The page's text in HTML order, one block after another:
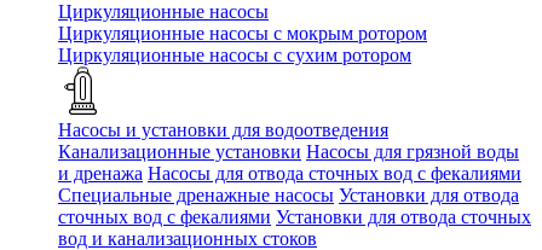
Циркуляционные насосы
Циркуляционные насосы с мокрым ротором
Циркуляционные насосы с сухим ротором
Насосы и установки для водоотведения
Канализационные установки Насосы для грязной воды
и дренажа Насосы для отвода сточных вод c фекалиями
Специальные дренажные насосы Установки для отвода
сточных вод c фекалиями Установки для отвода сточных
вод и канализационных стоков